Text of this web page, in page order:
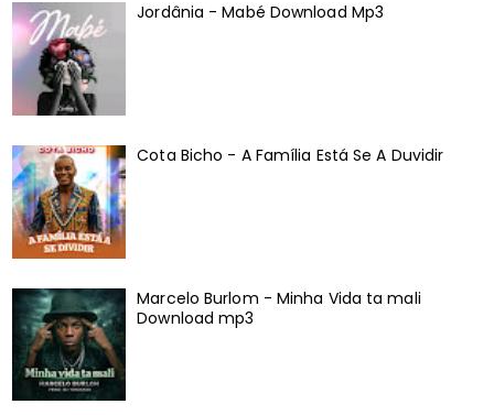
Jordânia - Mabé Download Mp3
Cota Bicho - A Família Está Se A Duvidir
Marcelo Burlom - Minha Vida ta mali
Download mp3